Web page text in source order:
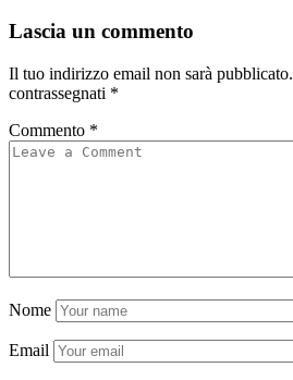
Lascia un commento
Il tuo indirizzo email non sarà pubblicato.
contrassegnati *
Commento *
Nome
Email